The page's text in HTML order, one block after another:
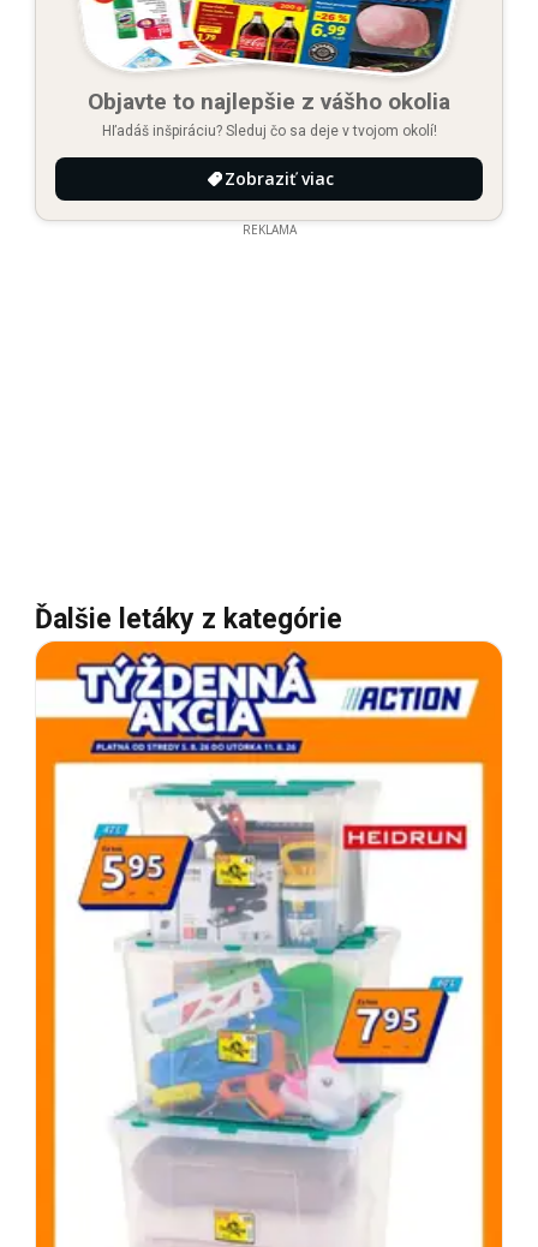
Objavte to najlepšie z vášho okolia
Hľadáš inšpiráciu? Sleduj čo sa deje v tvojom okolí!
Zobraziť viac
REKLAMA
Ďalšie letáky z kategórie